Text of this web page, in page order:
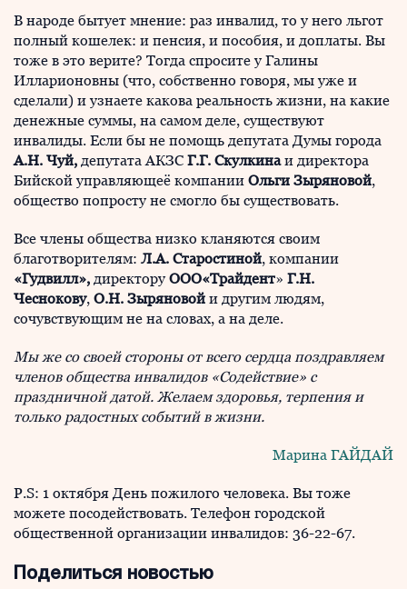
В народе бытует мнение: раз инвалид, то у него льгот
полный кошелек: и пенсия, и пособия, и доплаты. Вы
тоже в это верите? Тогда спросите у Галины
Илларионовны (что, собственно говоря, мы уже и
сделали) и узнаете какова реальность жизни, на какие
денежные суммы, на самом деле, существуют
инвалиды. Если бы не помощь депутата Думы города
А.Н. Чуй, депутата АКЗС Г.Г. Скулкинаи директора
Бийской управляющеё компании Ольги Зыряновой,
общество попросту не смогло бы существовать.
Все члены общества низко кланяются своим
благотворителям: Л.А. Старостиной, компании
«Гудвилл», директоруООО«Трайдент» Г.Н.
Чеснокову, О.Н. Зыряновой и другим людям,
сочувствующим не на словах, а на деле.
Мы же со своей стороны от всего сердца поздравляем
членов общества инвалидов «Содействие» с
праздничной датой. Желаем здоровья, терпения и
только радостных событий в жизни.
Марина ГАЙДАЙ
P.S: 1 октября День пожилого человека. Вы тоже
можете посодействовать. Телефон городской
общественной организации инвалидов: 36-22-67.
Поделиться новостью